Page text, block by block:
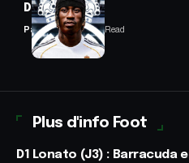
Diomandé
Panafrofoot1 Min Read
Plus d'info Foot
D1 Lonato (J3) : Barracuda